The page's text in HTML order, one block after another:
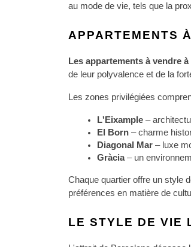
au mode de vie, tels que la
APPARTEMENTS
Les appartements à vendre
de leur polyvalence et de la
Les zones privilégiées
L'Eixample –
El Born – charme
Diagonal Mar – luxe
Gràcia – un
Chaque quartier offre un style
préférences en matière de
LE STYLE DE VIE